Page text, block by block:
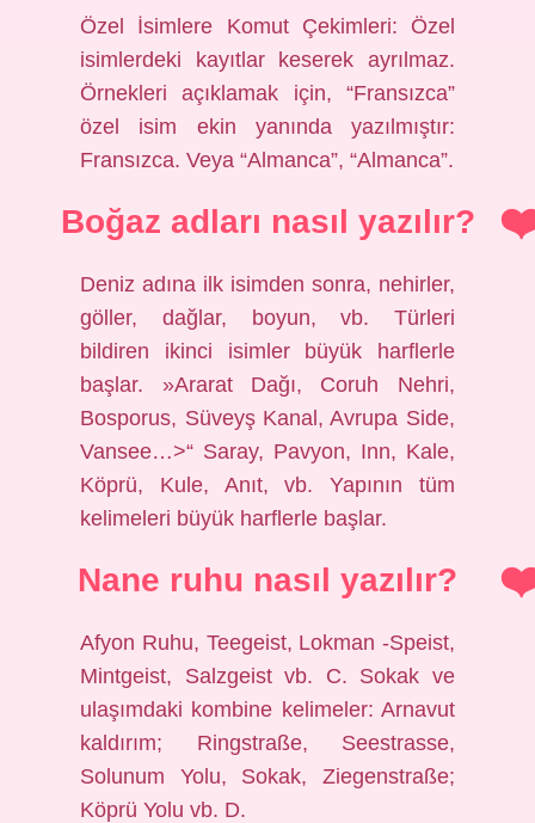
Özel İsimlere Komut Çekimleri: Özel
isimlerdeki kayıtlar keserek ayrılmaz.
Örnekleri açıklamak için, “Fransızca”
özel isim ekin yanında yazılmıştır:
Fransızca. Veya “Almanca”, “Almanca”.
Boğaz adları nasıl yazılır?
Deniz adına ilk isimden sonra, nehirler,
göller, dağlar, boyun, vb. Türleri
bildiren ikinci isimler büyük harflerle
başlar. »Ararat Dağı, Coruh Nehri,
Bosporus, Süveyş Kanal, Avrupa Side,
Vansee…>“ Saray, Pavyon, Inn, Kale,
Köprü, Kule, Anıt, vb. Yapının tüm
kelimeleri büyük harflerle başlar.
Nane ruhu nasıl yazılır?
Afyon Ruhu, Teegeist, Lokman -Speist,
Mintgeist, Salzgeist vb. C. Sokak ve
ulaşımdaki kombine kelimeler: Arnavut
kaldırım; Ringstraße, Seestrasse,
Solunum Yolu, Sokak, Ziegenstraße;
Köprü Yolu vb. D.